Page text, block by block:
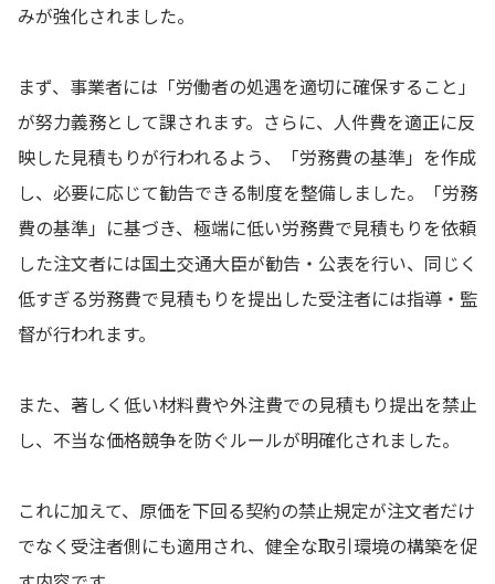
みが強化されました。
まず、事業者には「労働者の処遇を適切に確保すること」
が努力義務として課されます。さらに、人件費を適正に反
映した見積もりが行われるよう、「労務費の基準」を作成
し、必要に応じて勧告できる制度を整備しました。「労務
費の基準」に基づき、極端に低い労務費で見積もりを依頼
した注文者には国土交通大臣が勧告・公表を行い、同じく
低すぎる労務費で見積もりを提出した受注者には指導・監
督が行われます。
また、著しく低い材料費や外注費での見積もり提出を禁止
し、不当な価格競争を防ぐルールが明確化されました。
これに加えて、原価を下回る契約の禁止規定が注文者だけ
でなく受注者側にも適用され、健全な取引環境の構築を促